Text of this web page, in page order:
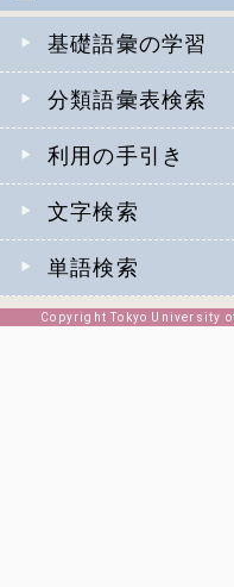
基礎語彙の学習
分類語彙表検索
利用の手引き
文字検索
単語検索
Copyright Tokyo University